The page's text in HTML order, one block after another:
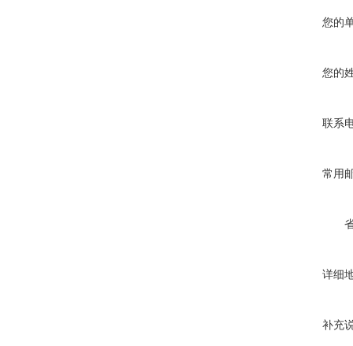
您的
您的
联系
常用
详细
补充